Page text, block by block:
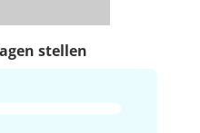
stellen